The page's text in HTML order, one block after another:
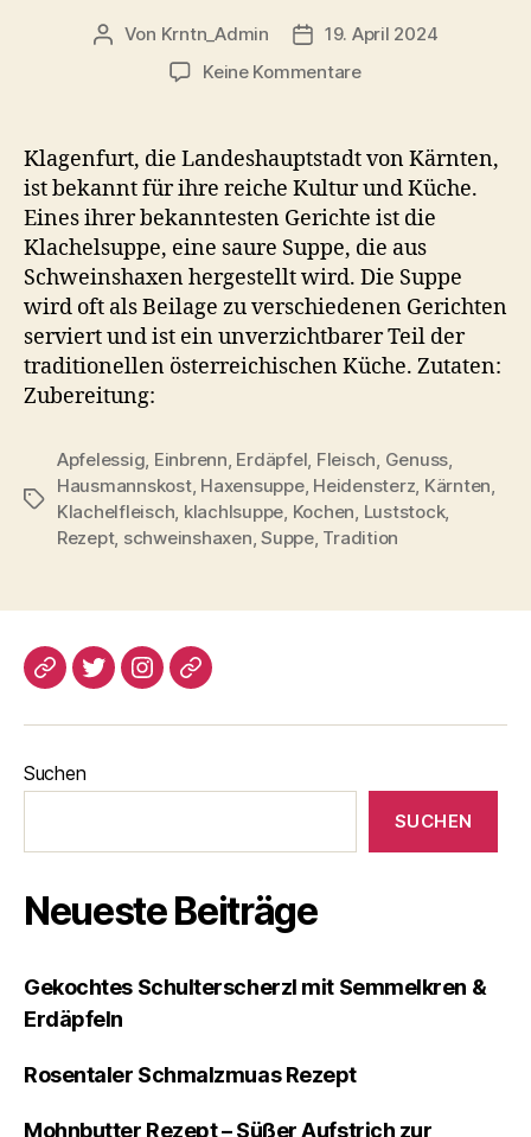
Beitragsautor
Von Krntn_Admin Veröffentlichungsdatum
19. April 2024
Keine Kommentarezu
–
Kärntner
Schweinshaxen-
Suppe
mit
Luststock
&
Einbrenn
Klagenfurt, die Landeshauptstadt von Kärnten,
ist bekannt für ihre reiche Kultur und Küche.
Eines ihrer bekanntesten Gerichte ist die
Klachelsuppe, eine saure Suppe, die aus
Schweinshaxen hergestellt wird. Die Suppe
wird oft als Beilage zu verschiedenen Gerichten
serviert und ist ein unverzichtbarer Teil der
traditionellen österreichischen Küche. Zutaten:
Zubereitung:
Schlagwörter
Apfelessig, Einbrenn, Erdäpfel, Fleisch, Genuss,
Hausmannskost, Haxensuppe, Heidensterz, Kärnten,
Klachelfleisch, klachlsuppe, Kochen, Luststock,
Rezept, schweinshaxen,Suppe, Tradition
blogspotTwitterInstagramPinterest
Suchen
SUCHEN
Neueste Beiträge
Gekochtes Schulterscherzl mit Semmelkren &
Erdäpfeln
Rosentaler Schmalzmuas Rezept
Mohnbutter Rezept – Süßer Aufstrich zur